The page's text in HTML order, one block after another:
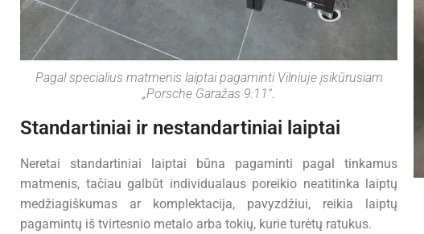
Pagal specialius matmenis laiptai pagaminti Vilniuje įsikūrusiam
„Porsche Garažas 9:11“.
Standartiniai ir nestandartiniai laiptai
Neretai standartiniai laiptai būna pagaminti pagal tinkamus
matmenis, tačiau galbūt individualaus poreikio neatitinka laiptų
medžiagiškumas ar komplektacija, pavyzdžiui, reikia laiptų
pagamintų iš tvirtesnio metalo arba tokių, kurie turėtų ratukus.